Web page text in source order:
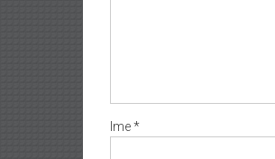
Ime*